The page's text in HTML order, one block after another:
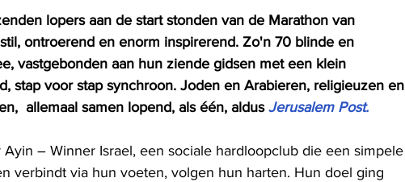
lopers aan de start stonden van de Marathon van
ontroerend en enorm inspirerend. Zo'n 70 blinde en
vastgebonden aan hun ziende gidsen met een klein
stap voor stap synchroon. Joden en Arabieren, religieuzen en
allemaal samen lopend, als één, aldus Jerusalem Post.
– Winner Israel, een sociale hardloopclub die een simpele
verbindt via hun voeten, volgen hun harten. Hun doel ging